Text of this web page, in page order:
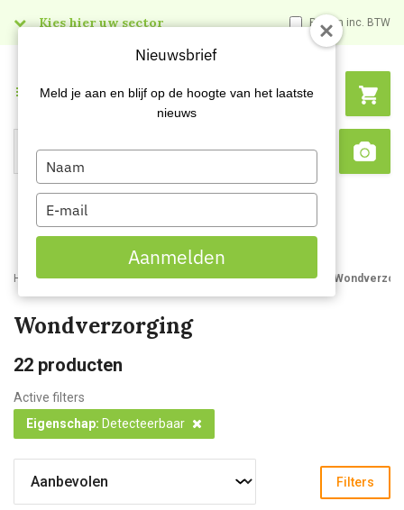
Kies hier uw sector Prijzen inc. BTW
Search
Menu
Home Webshop Veiligheidsartikelen Bedrijfshulpverlening
Wondverzorging
22 producten
Active filters
Eigenschap: Detecteerbaar
Filters
Nieuwsbrief
Meld je aan en blijf op de hoogte van het laatste
nieuws
Type
your
name
Type
your
email
Aanmelden